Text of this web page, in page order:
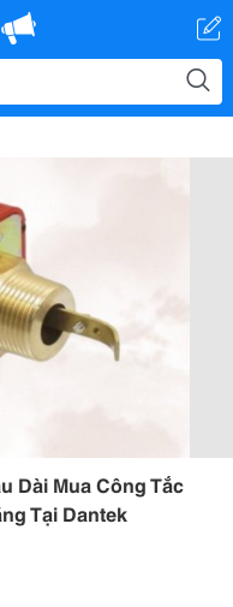
Dài Mua Công Tắc
Tại Dantek